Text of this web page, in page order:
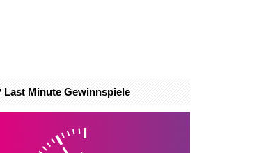
Last Minute Gewinnspiele